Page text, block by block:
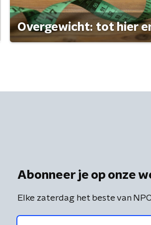
Overgewicht: tot hier
Abonneer je op onze
Elke zaterdag het beste van